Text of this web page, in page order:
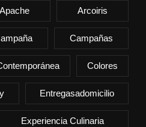
Apache Arcoiris
Campañas
Colores
Entregasadomicilio
Experiencia Culinaria